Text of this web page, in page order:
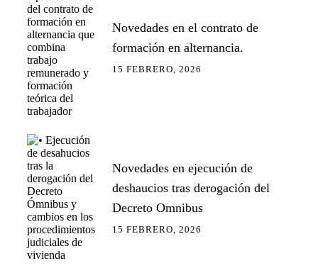
Novedades en el contrato de
formación en alternancia.
15 FEBRERO, 2026
Novedades en ejecución de
deshaucios tras derogación del
Decreto Omnibus
15 FEBRERO, 2026